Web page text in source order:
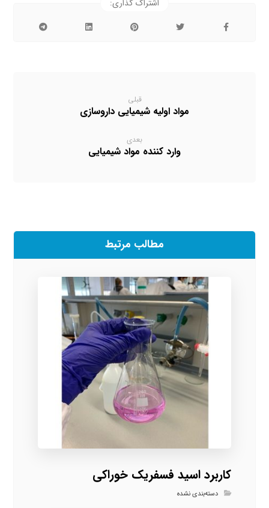
قبلی
مواد اولیه شیمیایی داروسازی
بعدی
وارد کننده مواد شیمیایی
مطالب مرتبط
کاربرد اسید فسفریک خوراکی
دسته‌بندی نشده